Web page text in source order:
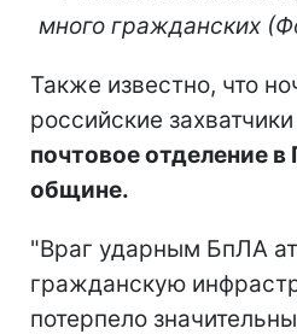
много гражданских
Также известно, что
российские захватчики
почтовое отделение в
общине.
"Враг ударным БпЛА
гражданскую
потерпело